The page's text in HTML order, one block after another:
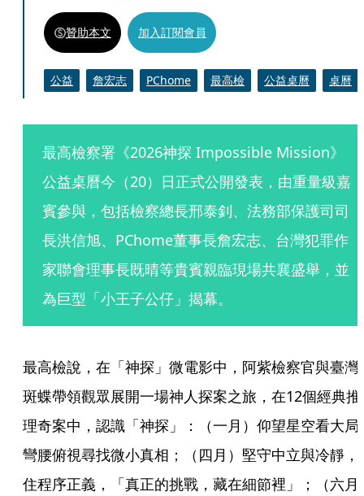
贊助本文 加入訂閱會員
公益 詹宏志 PChome 最高檢 公益桌曆 桌曆
最高檢察署《2026神探 Impossible Mission》
公益桌曆今（20）日正式公開發表，由重量級嘉
賓參與，包括檢察總長邢泰釗、法務部保護司司
長洪信旭、PChome董事長詹宏志、台灣犯罪作
家聯會理事長既晴等貴賓親臨現場共襄盛舉，並
為巨型「小王子公仔」揭幕。
最高檢說，在「神探」微電影中，阿紫檢察官與臺灣
斑蝶帶領觀眾展開一場神人探案之旅，在12個經典推
理奇案中，認識「神探」：（一月）仰望星空看大局
彎腰俯視尋找微小真相；（四月）堅守中立與冷靜，
住程序正義，「真正的挑戰，藏在細節裡」；（六月